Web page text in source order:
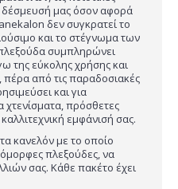
δέσμευσή μας όσον αφορά
δεν συγκρατεί το
και το στέγνωμα των
συμπληρώνει
της εύκολης χρήσης και
από τις παραδοσιακές
και για
πρόσθετες
εμφάνισή σας.
κανελόν με το οποίο
πλεξούδες, να
σας. Κάθε πακέτο έχει